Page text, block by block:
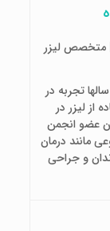
| متخصص لیزر
تجربه در
از لیزر در
عضو انجمن
مانند درمان
و جراحی